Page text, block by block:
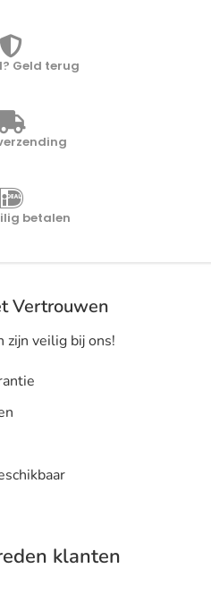
Geld terug
betalen
Vertrouwen
zijn veilig bij ons!
klanten